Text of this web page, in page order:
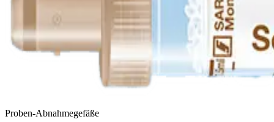
Proben-Abnahmegefäße